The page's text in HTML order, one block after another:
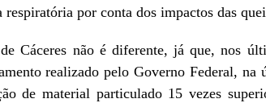
por conta dos impactos das
Cáceres não é diferente, já que, nos
realizado pelo Governo Federal, na
de material particulado 15 vezes